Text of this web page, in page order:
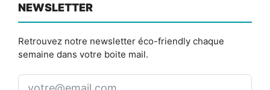
NEWSLETTER
Retrouvez notre newsletter éco-friendly chaque
semaine dans votre boite mail.